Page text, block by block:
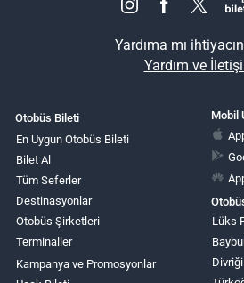
Yardıma mı
Yardım ve
Otobüs Bileti
En Uygun Otobüs Bileti
Bilet Al
Tüm Seferler
Destinasyonlar
Otobüs Şirketleri
Terminaller
Kampanya ve Promosyonlar
Mobil
Lüks